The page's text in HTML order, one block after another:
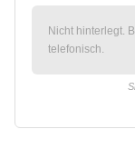
Nicht hinterlegt.
telefonisch.